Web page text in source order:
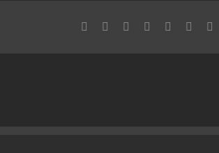
Facebook
TwitterLinkedInWhatsAppTelegram
Tumblr